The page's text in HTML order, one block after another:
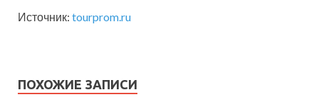
Источник: tourprom.ru
ПОХОЖИЕ ЗАПИСИ